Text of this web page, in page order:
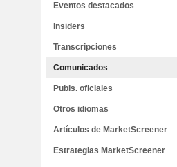
Eventos destacados
Insiders
Transcripciones
Comunicados
Publs. oficiales
Otros idiomas
Artículos de MarketScreener
Estrategias MarketScreener